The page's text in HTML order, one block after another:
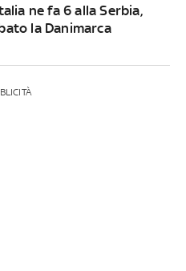
ne fa 6 alla Serbia,
la Danimarca